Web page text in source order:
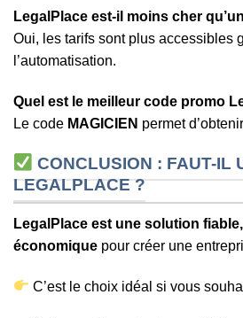
LegalPlace est-il moins cher
Oui, les tarifs sont plus accessibles
l’automatisation.
Quel est le meilleur code promo
Le code MAGICIEN permet
CONCLUSION : FAUT-IL
LEGALPLACE ?
LegalPlace est une solution
économique pour créer une
C’est le choix idéal si vous